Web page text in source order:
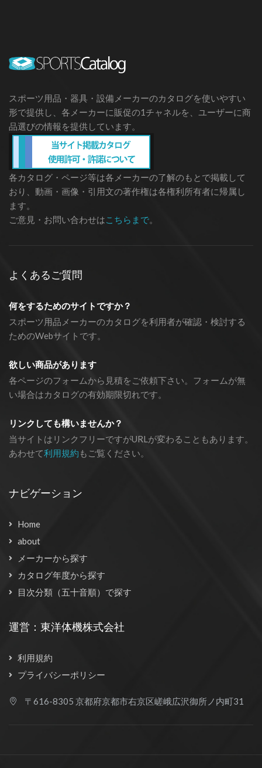
スポーツ用品・器具・設備メーカーのカタログを使いやすい
形で提供し、各メーカーに販促の1チャネルを、ユーザーに商
品選びの情報を提供しています。
各カタログ・ページ等は各メーカーの了解のもとで掲載して
おり、動画・画像・引用文の著作権は各権利所有者に帰属し
ます。
ご意見・お問い合わせはこちらまで。
よくあるご質問
何をするためのサイトですか？
スポーツ用品メーカーのカタログを利用者が確認・検討する
ためのWebサイトです。
欲しい商品があります
各ページのフォームから見積をご依頼下さい。フォームが無
い場合はカタログの有効期限切れです。
リンクしても構いませんか？
当サイトはリンクフリーですがURLが変わることもあります。
あわせて利用規約 もご覧ください。
ナビゲーション
Home
about
メーカーから探す
カタログ年度から探す
目次分類（五十音順）で探す
運営：東洋体機株式会社
利用規約
プライバシーポリシー
〒616-8305 京都府京都市右京区嵯峨広沢御所ノ内町31